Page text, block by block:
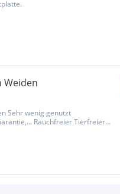
Weiden
Sehr wenig genutzt
Rauchfreier Tierfreier